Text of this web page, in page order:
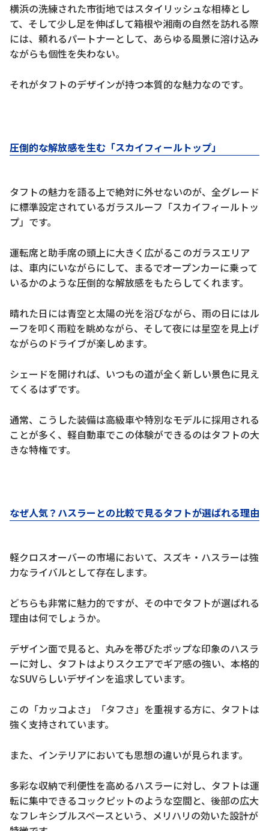
横浜の洗練された市街地ではスタイリッシュな相棒とし
て、そして少し足を伸ばして箱根や湘南の自然を訪れる際
には、頼れるパートナーとして、あらゆる風景に溶け込み
ながらも個性を失わない。
それがタフトのデザインが持つ本質的な魅力なのです。
圧倒的な解放感を生む「スカイフィールトップ」
タフトの魅力を語る上で絶対に外せないのが、全グレード
に標準設定されているガラスルーフ「スカイフィールトッ
プ」です。
運転席と助手席の頭上に大きく広がるこのガラスエリア
は、車内にいながらにして、まるでオープンカーに乗って
いるかのような圧倒的な解放感をもたらしてくれます。
晴れた日には青空と太陽の光を浴びながら、雨の日にはル
ーフを叩く雨粒を眺めながら、そして夜には星空を見上げ
ながらのドライブが楽しめます。
シェードを開ければ、いつもの道が全く新しい景色に見え
てくるはずです。
通常、こうした装備は高級車や特別なモデルに採用される
ことが多く、軽自動車でこの体験ができるのはタフトの大
きな特権です。
なぜ人気？ハスラーとの比較で見るタフトが選ばれる理由
軽クロスオーバーの市場において、スズキ・ハスラーは強
力なライバルとして存在します。
どちらも非常に魅力的ですが、その中でタフトが選ばれる
理由は何でしょうか。
デザイン面で見ると、丸みを帯びたポップな印象のハスラ
ーに対し、タフトはよりスクエアでギア感の強い、本格的
なSUVらしいデザインを追求しています。
この「カッコよさ」「タフさ」を重視する方に、タフトは
強く支持されています。
また、インテリアにおいても思想の違いが見られます。
多彩な収納で利便性を高めるハスラーに対し、タフトは運
転に集中できるコックピットのような空間と、後部の広大
なフレキシブルスペースという、メリハリの効いた設計が